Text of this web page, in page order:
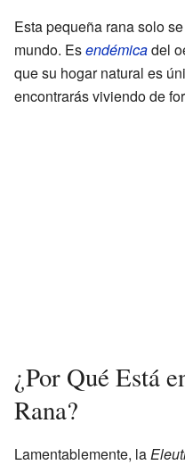
Esta pequeña rana solo
mundo. Esendémicadel
que su hogar natural es
encontrarás viviendo de
¿Por Qué Está
Rana?
Lamentablemente, la